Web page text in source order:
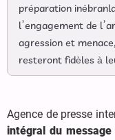
préparation
l’engagement de
agression et
resteront fidèles à
Agence de presse
intégral du